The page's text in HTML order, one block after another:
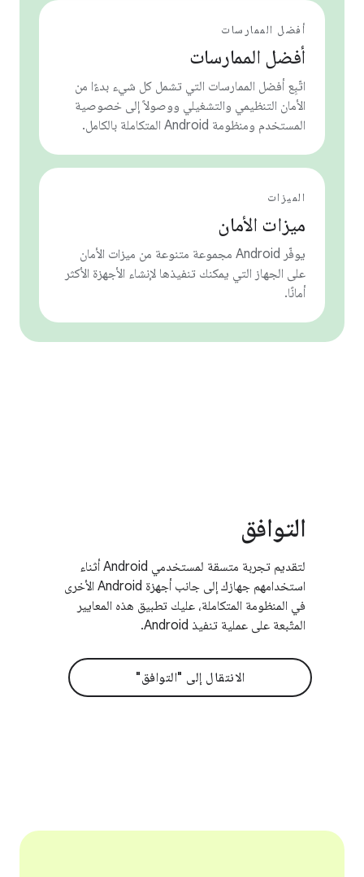
أفضل الممارسات
أفضل الممارسات
اتّبِع أفضل الممارسات التي تشمل كل شيء بدءًا من
الأمان التنظيمي والتشغيلي ووصولاً إلى خصوصية
المستخدم ومنظومة Android المتكاملة بالكامل.
الميزات
ميزات الأمان
يوفّر Android مجموعة متنوعة من ميزات الأمان
على الجهاز التي يمكنك تنفيذها لإنشاء الأجهزة الأكثر
أمانًا.
التوافق
لتقديم تجربة متسقة لمستخدمي Android أثناء
استخدامهم جهازك إلى جانب أجهزة Android الأخرى
في المنظومة المتكاملة، عليك تطبيق هذه المعايير
المتّبعة على عملية تنفيذ Android.
الانتقال إلى "التوافق"